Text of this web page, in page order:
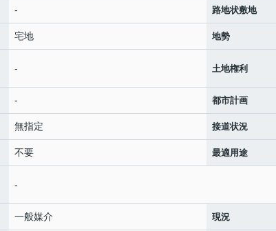
- 路地状敷地
宅地 地勢
- 土地権利
- 都市計画
無指定 接道状況
不要 最適用途
-
一般媒介 現況